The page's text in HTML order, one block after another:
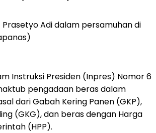
Prasetyo Adi dalam persamuhan di
Instruksi Presiden (Inpres) Nomor 6
pengadaan beras dalam
dari Gabah Kering Panen (GKP),
(GKG), dan beras dengan Harga
(HPP).